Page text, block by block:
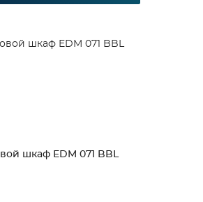
шкаф EDM 071 BBL